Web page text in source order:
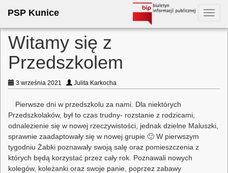
PSP Kunice
Witamy się z
Przedszkolem
3 września 2021 Julita Karkocha
Pierwsze dni w przedszkolu za nami. Dla niektórych
Przedszkolaków, był to czas trudny- rozstanie z rodzicami,
odnalezienie się w nowej rzeczywistości, jednak dzielne Maluszki,
sprawnie zaadaptowały się w nowej grupie 🙂 W pierwszym
tygodniu Żabki poznawały swoją salę oraz pomieszczenia z
których będą korzystać przez cały rok. Poznawali nowych
kolegów, koleżanki oraz swoje panie, poprzez zabawy